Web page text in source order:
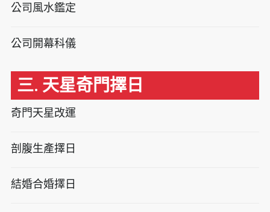
公司風水鑑定
公司開幕科儀
三. 天星奇門擇日
奇門天星改運
剖腹生產擇日
結婚合婚擇日